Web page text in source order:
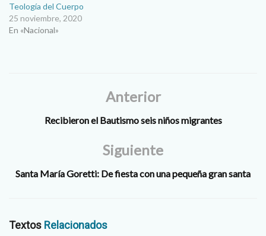
Teología del Cuerpo
25 noviembre, 2020
En «Nacional»
Anterior
Recibieron el Bautismo seis niños migrantes
Siguiente
Santa María Goretti: De fiesta con una pequeña gran santa
Textos Relacionados